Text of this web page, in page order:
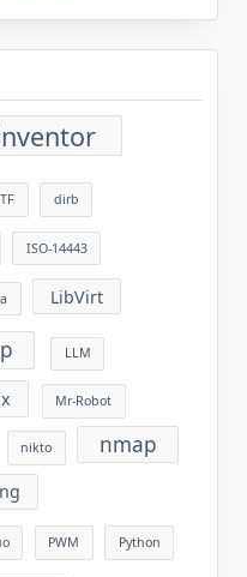
dirb
ISO-14443
LibVirt
LLM
Mr-Robot
nikto nmap
PWM Python